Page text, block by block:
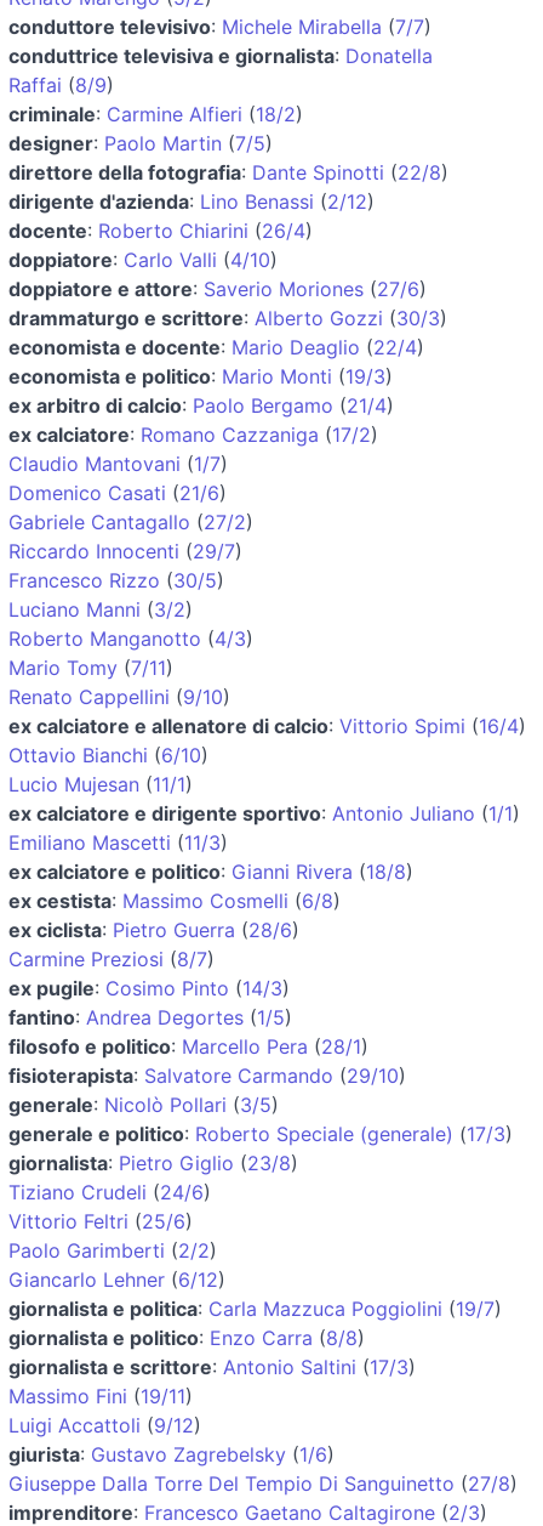
conduttore televisivo: Michele Mirabella (7/7)
conduttrice televisiva e giornalista: Donatella
Raffai (8/9)
criminale: Carmine Alfieri (18/2)
designer: Paolo Martin (7/5)
direttore della fotografia: Dante Spinotti (22/8)
dirigente d'azienda: Lino Benassi (2/12)
docente: Roberto Chiarini (26/4)
doppiatore: Carlo Valli (4/10)
doppiatore e attore: Saverio Moriones (27/6)
drammaturgo e scrittore: Alberto Gozzi (30/3)
economista e docente: Mario Deaglio (22/4)
economista e politico: Mario Monti (19/3)
ex arbitro di calcio: Paolo Bergamo (21/4)
ex calciatore: Romano Cazzaniga (17/2)
Claudio Mantovani (1/7)
Domenico Casati (21/6)
Gabriele Cantagallo (27/2)
Riccardo Innocenti (29/7)
Francesco Rizzo (30/5)
Luciano Manni (3/2)
Roberto Manganotto (4/3)
Mario Tomy (7/11)
Renato Cappellini (9/10)
ex calciatore e allenatore di calcio: Vittorio Spimi (16/4)
Ottavio Bianchi (6/10)
Lucio Mujesan (11/1)
ex calciatore e dirigente sportivo: Antonio Juliano (1/1)
Emiliano Mascetti (11/3)
ex calciatore e politico: Gianni Rivera (18/8)
ex cestista: Massimo Cosmelli (6/8)
ex ciclista: Pietro Guerra (28/6)
Carmine Preziosi (8/7)
ex pugile: Cosimo Pinto (14/3)
fantino: Andrea Degortes (1/5)
filosofo e politico: Marcello Pera (28/1)
fisioterapista: Salvatore Carmando (29/10)
generale: Nicolò Pollari (3/5)
generale e politico: Roberto Speciale (generale) (17/3)
giornalista: Pietro Giglio (23/8)
Tiziano Crudeli (24/6)
Vittorio Feltri (25/6)
Paolo Garimberti (2/2)
Giancarlo Lehner (6/12)
giornalista e politica: Carla Mazzuca Poggiolini (19/7)
giornalista e politico: Enzo Carra (8/8)
giornalista e scrittore: Antonio Saltini (17/3)
Massimo Fini (19/11)
Luigi Accattoli (9/12)
giurista: Gustavo Zagrebelsky (1/6)
Giuseppe Dalla Torre Del Tempio Di Sanguinetto (27/8)
imprenditore: Francesco Gaetano Caltagirone (2/3)